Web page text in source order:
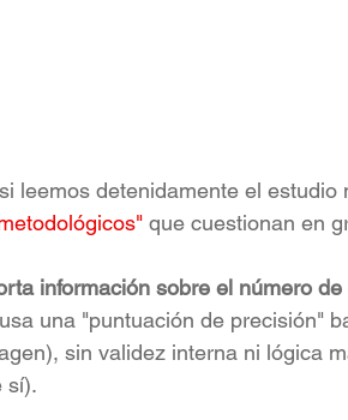
leemos detenidamente el estudio
que cuestionan en
información sobre el número
una "puntuación de precisión"
sin validez interna ni lógica
sí).